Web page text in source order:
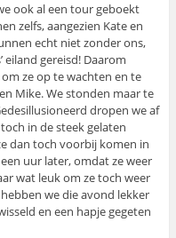
ook al een tour geboekt
zelfs, aangezien Kate en
echt niet zonder ons,
eiland gereisd! Daarom
ze op te wachten en te
Mike. We stonden maar te
dropen we af
in de steek gelaten
dan toch voorbij komen in
uur later, omdat ze weer
wat leuk om ze toch weer
we die avond lekker
en een hapje gegeten